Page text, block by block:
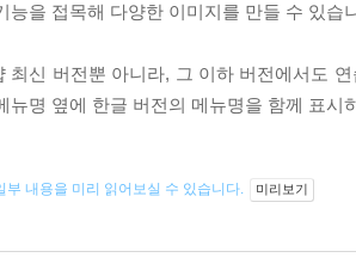
능을 접목해 다양한 이미지를 만들 수 있습
최신 버전뿐 아니라, 그 이하 버전에서도
뉴명 옆에 한글 버전의 메뉴명을 함께 표시
부 내용을 미리 읽어보실 수 있습니다. 미리보기